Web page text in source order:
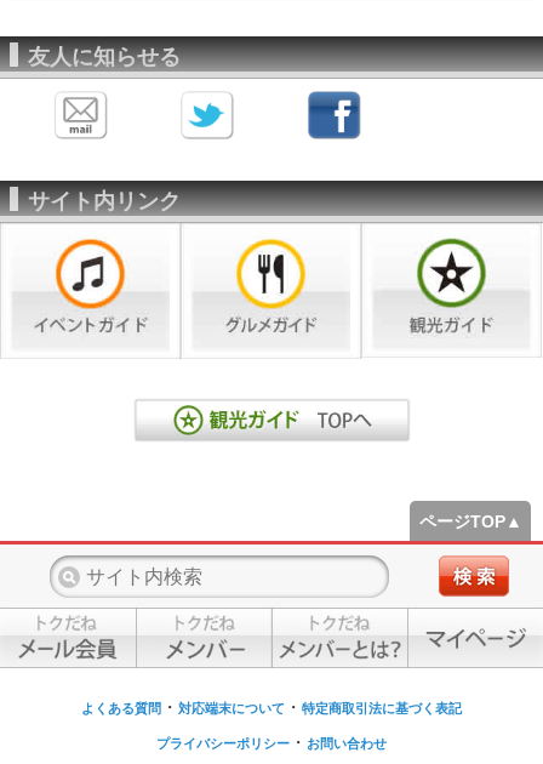
友人に知らせる
サイト内リンク
ページTOP▲
よくある質問 ・ 対応端末について ・ 特定商取引法に基づく表記
プライバシーポリシー ・ お問い合わせ